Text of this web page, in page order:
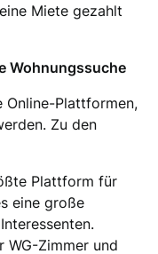
Miete gezahlt
Wohnungssuche
Online-Plattformen,
Zu den
Plattform für
eine große
WG-Zimmer und